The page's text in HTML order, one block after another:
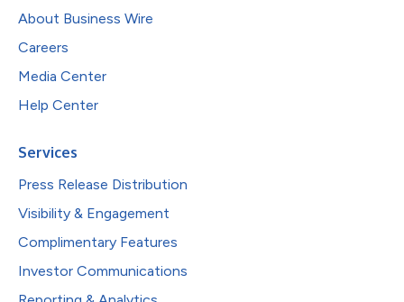
About Business Wire
Careers
Media Center
Help Center
Services
Press Release Distribution
Visibility & Engagement
Complimentary Features
Investor Communications